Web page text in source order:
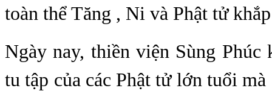
toàn thể Tăng , Ni và Phật tử
Ngày nay, thiền viện Sùng
tu tập của các Phật tử lớn tuổi